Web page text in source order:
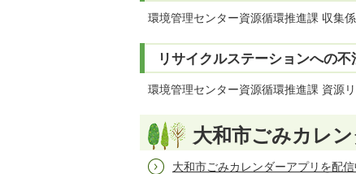
環境管理センター資源循環推進課 収集
リサイクルステーションへの
環境管理センター資源循環推進課 資源
大和市ごみカレ
大和市ごみカレンダーアプリを配信